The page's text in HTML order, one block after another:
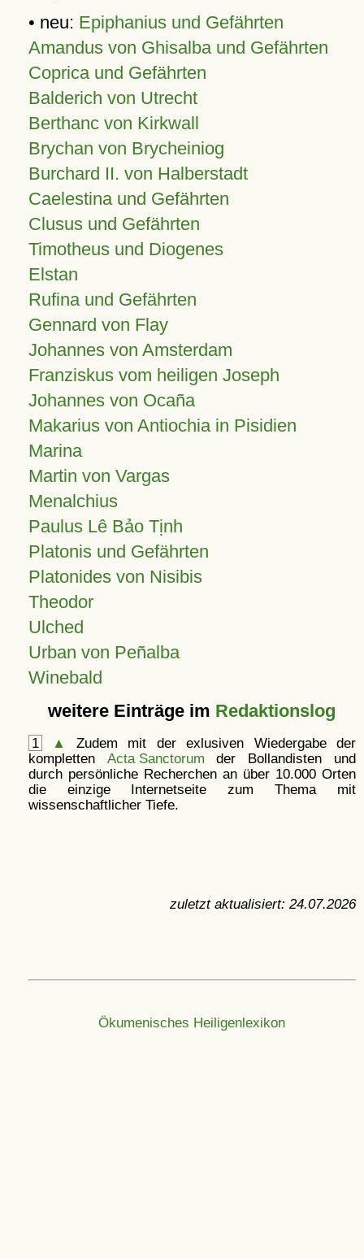
• neu: Epiphanius und Gefährten
Amandus von Ghisalba und Gefährten
Coprica und Gefährten
Balderich von Utrecht
Berthanc von Kirkwall
Brychan von Brycheiniog
Burchard II. von Halberstadt
Caelestina und Gefährten
Clusus und Gefährten
Timotheus und Diogenes
Elstan
Rufina und Gefährten
Gennard von Flay
Johannes von Amsterdam
Franziskus vom heiligen Joseph
Johannes von Ocaña
Makarius von Antiochia in Pisidien
Marina
Martin von Vargas
Menalchius
Paulus Lê Bảo Tịnh
Platonis und Gefährten
Platonides von Nisibis
Theodor
Ulched
Urban von Peñalba
Winebald
weitere Einträge im Redaktionslog
1 ▲
Zudem mit der exlusiven Wiedergabe der
kompletten Acta Sanctorum der Bollandisten und
durch persönliche Recherchen an über 10.000 Orten
die einzige Internetseite zum Thema mit
wissenschaftlicher Tiefe.
zuletzt aktualisiert: 24.07.2026
Ökumenisches Heiligenlexikon